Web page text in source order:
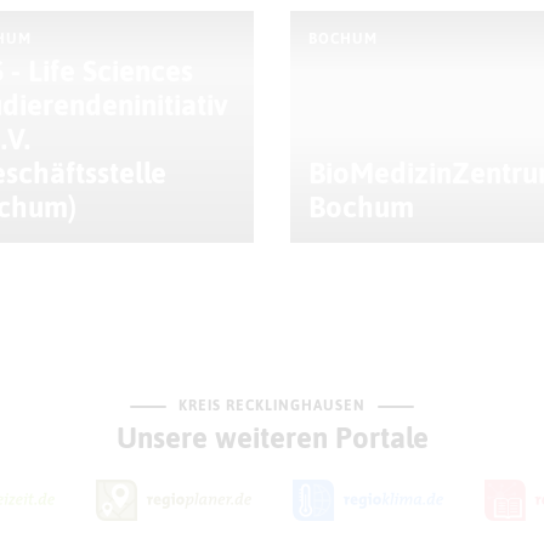
KREIS RECKLINGHAUSEN
Unsere weiteren Portale